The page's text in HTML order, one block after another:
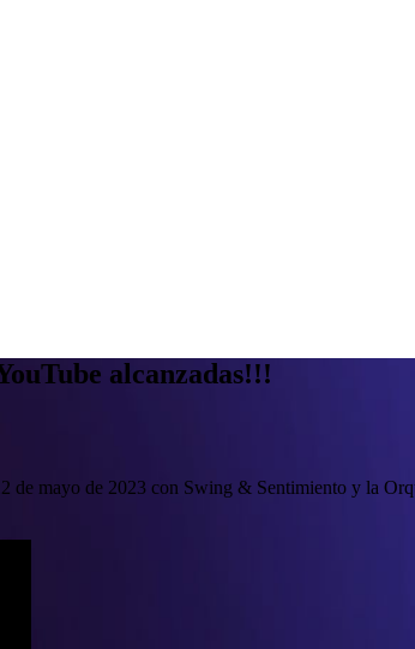
alcanzadas!!!
mayo de 2023 con Swing & Sentimiento y la